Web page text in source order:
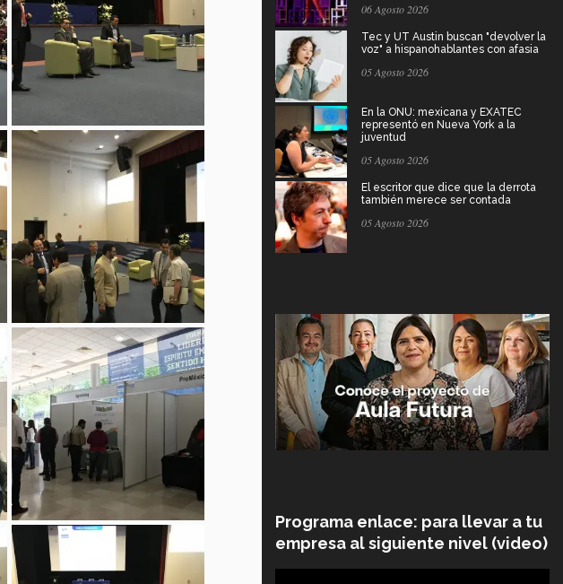
06 Agosto 2026
Tec y UT Austin buscan "devolver la
voz" a hispanohablantes con afasia
05 Agosto 2026
En la ONU: mexicana y EXATEC
representó en Nueva York a la
juventud
05 Agosto 2026
El escritor que dice que la derrota
también merece ser contada
05 Agosto 2026
Programa enlace: para llevar a tu
empresa al siguiente nivel (video)